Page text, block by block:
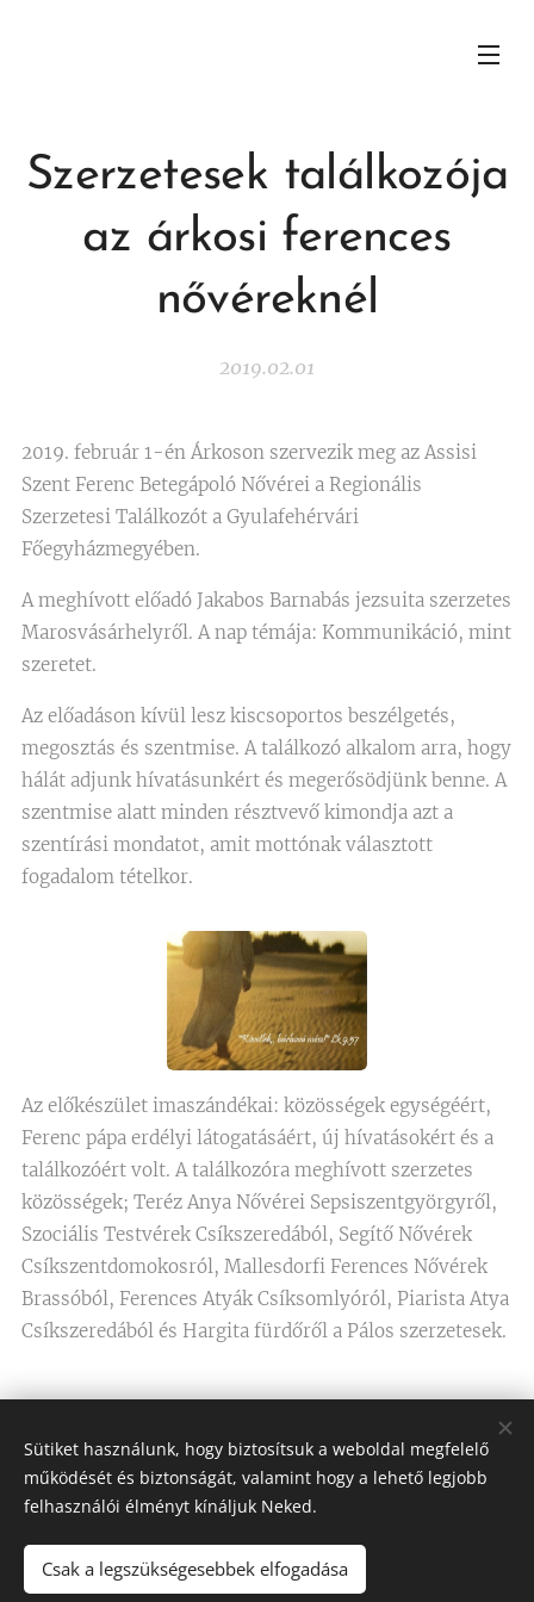
Szerzetesek találkozója
az árkosi ferences
nővéreknél
2019.02.01
2019. február 1-én Árkoson szervezik meg az Assisi
Szent Ferenc Betegápoló Nővérei a Regionális
Szerzetesi Találkozót a Gyulafehérvári
Főegyházmegyében.
A meghívott előadó Jakabos Barnabás jezsuita szerzetes
Marosvásárhelyről. A nap témája: Kommunikáció, mint
szeretet.
Az előadáson kívül lesz kiscsoportos beszélgetés,
megosztás és szentmise. A találkozó alkalom arra, hogy
hálát adjunk hívatásunkért és megerősödjünk benne. A
szentmise alatt minden résztvevő kimondja azt a
szentírási mondatot, amit mottónak választott
fogadalom tételkor.
Az előkészület imaszándékai: közösségek egységéért,
Ferenc pápa erdélyi látogatásáért, új hívatásokért és a
találkozóért volt. A találkozóra meghívott szerzetes
közösségek; Teréz Anya Nővérei Sepsiszentgyörgyről,
Szociális Testvérek Csíkszeredából, Segítő Nővérek
Csíkszentdomokosról, Mallesdorfi Ferences Nővérek
Brassóból, Ferences Atyák Csíksomlyóról, Piarista Atya
Csíkszeredából és Hargita fürdőről a Pálos szerzetesek.
Assisi Szent Ferenc Betegápoló Nővérei
Sütiket használunk, hogy biztosítsuk a weboldal megfelelő
működését és biztonságát, valamint hogy a lehető legjobb
felhasználói élményt kínáljuk Neked.
Csak a legszükségesebbek elfogadása